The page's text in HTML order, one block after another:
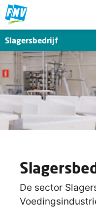
Slagersbedrijf
De sector